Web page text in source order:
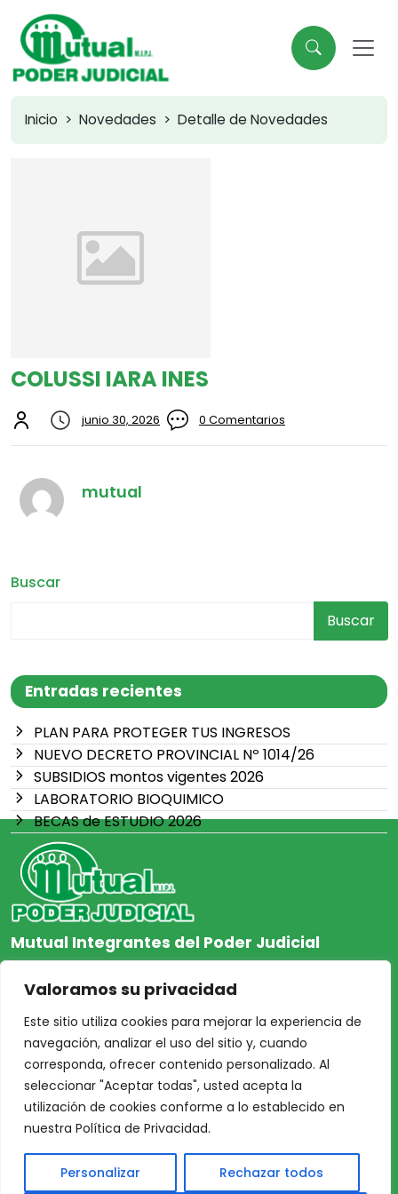
Valoramos su privacidad
Este sitio utiliza cookies para mejorar la experiencia de
navegación, analizar el uso del sitio y, cuando
corresponda, ofrecer contenido personalizado. Al
seleccionar "Aceptar todas", usted acepta la
utilización de cookies conforme a lo establecido en
nuestra Política de Privacidad.
Personalizar Rechazar todos
Buscar
Buscar
Entradas recientes
PLAN PARA PROTEGER TUS INGRESOS
NUEVO DECRETO PROVINCIAL Nº 1014/26
SUBSIDIOS montos vigentes 2026
LABORATORIO BIOQUIMICO
BECAS de ESTUDIO 2026
Inicio Novedades Detalle de Novedades
COLUSSI IARA INES
junio 30, 2026 0 Comentarios
mutual
Mutual Integrantes del Poder Judicial
afiliacion@mjpj.org.ar
+54 9 342 467-4510
NOSOTROS
Inicio
Acceso Asociados
Nosotros
CENTRO DE AYUDA
Protección de Datos
Personales